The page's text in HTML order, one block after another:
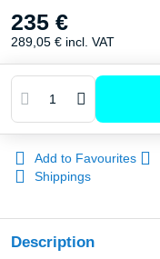
235 €
289,05 € incl. VAT
Add to Favourites
Shippings
Description